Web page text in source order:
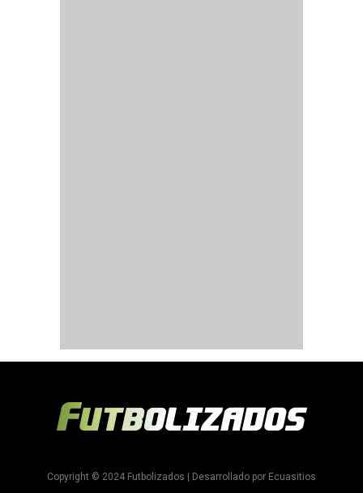
Copyright © 2024 Futbolizados | Desarrollado por Ecuasitios